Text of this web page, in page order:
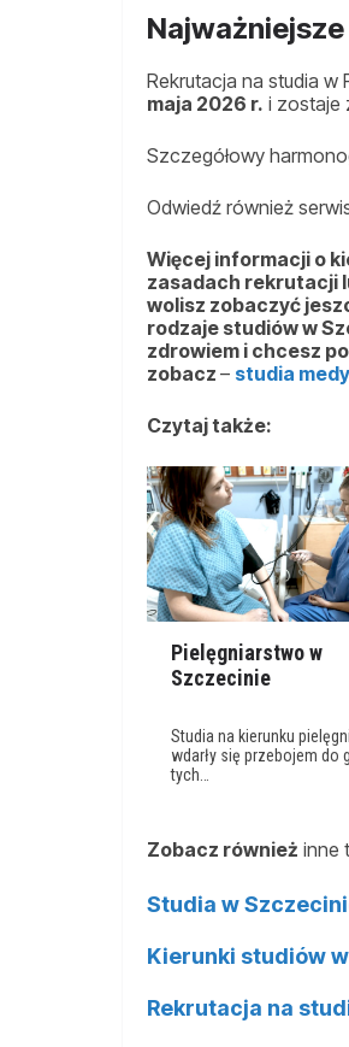
Rekrutacja na studia
maja 2026 r. i zostaje
Szczegółowy
Odwiedź również
Więcej informacji o
zasadach rekrutacji
wolisz zobaczyć
rodzaje studiów w
zdrowiem i chcesz
zobacz – studia
Czytaj także:
Pielęgniarstwo w
Szczecinie
Studia na kierunku
wdarły się przebojem do
tych…
Zobacz również inne
Studia w
Kierunki studiów
Rekrutacja na